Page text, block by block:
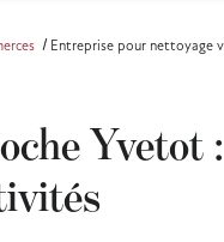
Entreprise pour nettoyage